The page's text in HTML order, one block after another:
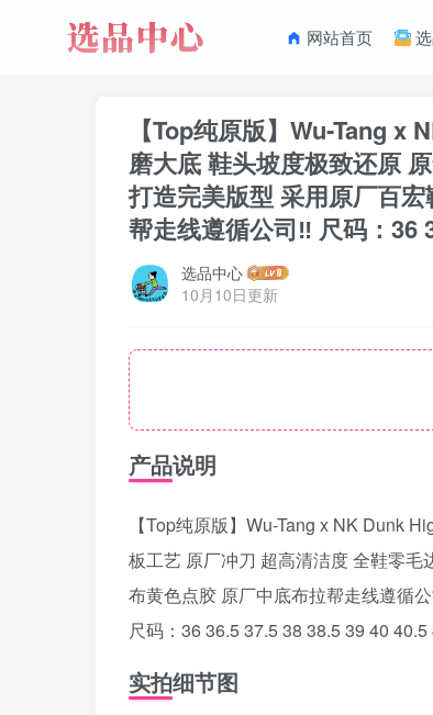
网站首页 选
【Top纯原版】Wu-Tang
磨大底 鞋头坡度极致还原
打造完美版型 采用原厂百
帮走线遵循公司‼️ 尺码：36
选品中心
10月10日更新
产品说明
【Top纯原版】Wu-Tang x NK Dunk
板工艺 原厂冲刀 超高清洁度 全鞋零
布黄色点胶 原厂中底布拉帮走线遵循
尺码：36 36.5 37.5 38 38.5 39 40
实拍细节图